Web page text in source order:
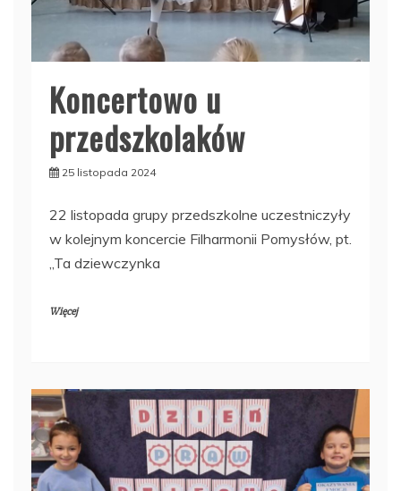
Koncertowo u
przedszkolaków
25 listopada 2024
22 listopada grupy przedszkolne uczestniczyły
w kolejnym koncercie Filharmonii Pomysłów, pt.
„Ta dziewczynka
Więcej